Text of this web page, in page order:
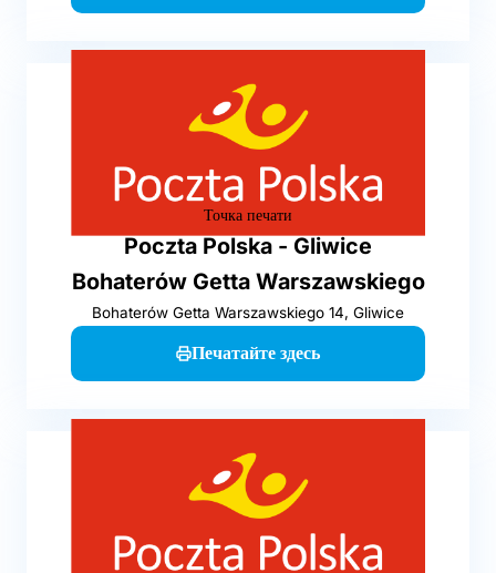
Точка печати
Poczta Polska - Gliwice
Bohaterów Getta Warszawskiego
Bohaterów Getta Warszawskiego 14, Gliwice
Печатайте здесь